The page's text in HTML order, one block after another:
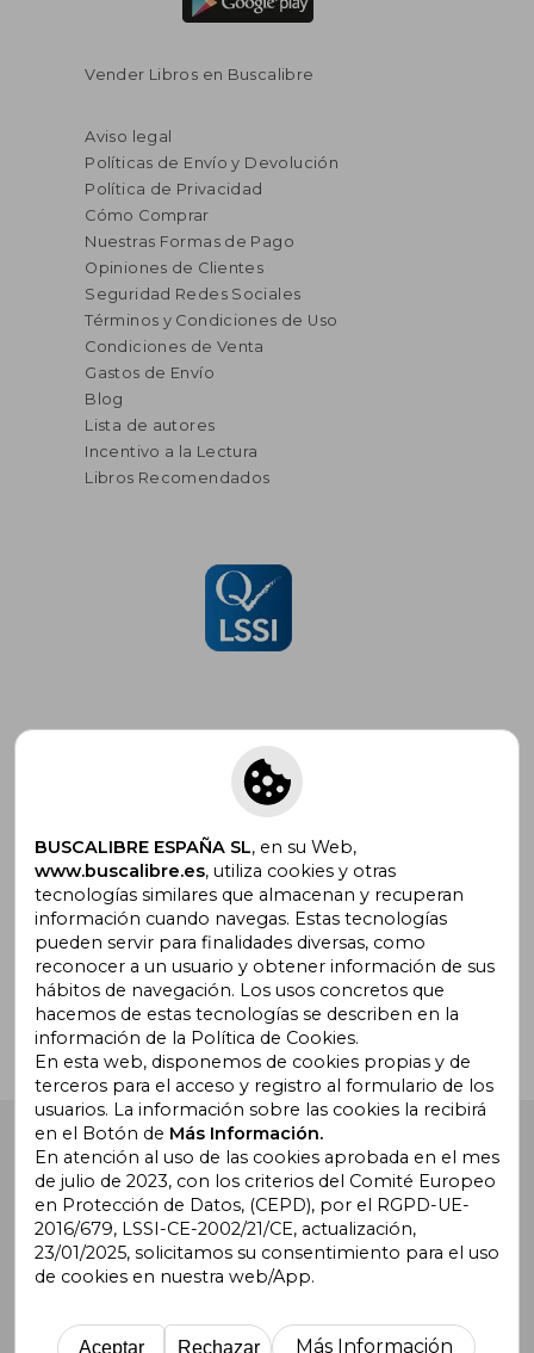
Vender Libros en Buscalibre
Aviso legal
Políticas de Envío y Devolución
Política de Privacidad
Cómo Comprar
Nuestras Formas de Pago
Opiniones de Clientes
Seguridad Redes Sociales
Términos y Condiciones de Uso
Condiciones de Venta
Gastos de Envío
Blog
Lista de autores
Incentivo a la Lectura
Libros Recomendados
Suscríbete para recibir ofertas y
promociones
¿Necesitas ayuda?
Ir a Centro de Soporte
Buscalibre España. Calle Energía, 65, Nave 3 (08940),
Cornellà de Llobregat, Barcelona. Derechos Reservados.
Buscalibre Argentina| Buscalibre Chile
Buscalibre Uruguay|Buscalibre México|Buscalibre
BUSCALIBRE ESPAÑA SL, en su Web,
www.buscalibre.es, utiliza cookies y otras
tecnologías similares que almacenan y recuperan
información cuando navegas. Estas tecnologías
pueden servir para finalidades diversas, como
reconocer a un usuario y obtener información de sus
hábitos de navegación. Los usos concretos que
hacemos de estas tecnologías se describen en la
información de la Política de Cookies.
En esta web, disponemos de cookies propias y de
terceros para el acceso y registro al formulario de los
usuarios. La información sobre las cookies la recibirá
en el Botón de Más Información.
En atención al uso de las cookies aprobada en el mes
de julio de 2023, con los criterios del Comité Europeo
en Protección de Datos, (CEPD), por el RGPD-UE-
2016/679, LSSI-CE-2002/21/CE, actualización,
23/01/2025, solicitamos su consentimiento para el uso
de cookies en nuestra web/App.
Aceptar Rechazar Más Información